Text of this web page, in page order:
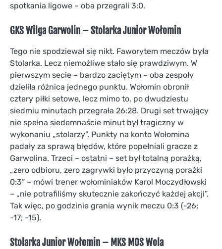
spotkania ligowe – oba przegrali 3:0.
GKS Wilga Garwolin – Stolarka Junior Wołomin
Tego nie spodziewał się nikt. Faworytem meczów była
Stolarka. Lecz niemożliwe stało się prawdziwym. W
pierwszym secie – bardzo zaciętym – oba zespoły
dzieliła różnica jednego punktu. Wołomin obronił
cztery piłki setowe, lecz mimo to, po dwudziestu
siedmiu minutach przegrała 26:28. Drugi set trwający
nie spełna siedemnaście minut był tragiczny w
wykonaniu „stolarzy”. Punkty na konto Wołomina
padały za sprawą błędów, które popełniali gracze z
Garwolina. Trzeci – ostatni – set był totalną porażką,
„zero odbioru, zero zagrywki było przyczyną porażki
0:3” – mówi trener wołominiaków Karol Moczydłowski
– „nie potrafiliśmy skutecznie zakończyć każdej akcji”.
Tak więc, po godzinie grania wynik meczu 0:3 (-26;
-17; -15).
Stolarka Junior Wołomin – MKS MOS Wola